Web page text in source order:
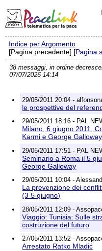
Elenco delle liste
pace@liste.peacelink.it
Informativa sulla privacy
Richieste di rimozione
Indice per Argomento
[Pagina precedente] [Pagina
38 messaggi, in ordine
07/07/2026 14:14
29/05/2011 20:04 -
le prospettive del
29/05/2011 18:16 - PAL
Milano, 6 giugno 2011,
Karmi e George Galloway
29/05/2011 17:51 - PAL
Seminario a Roma il 5
George Galloway
29/05/2011 10:04 -
La prevenzione dei
(3-5 giugno)
28/05/2011 12:09 -
Viaggio: Tunisia: Sulle
costruzione del futuro
27/05/2011 13:52 -
Arrestato Ratko Mladić